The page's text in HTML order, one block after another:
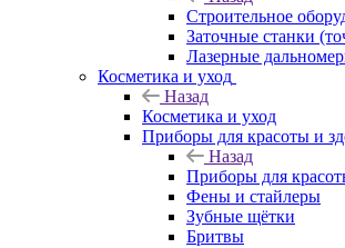
Строительное
Заточные станки
Лазерные
Косметика и уход
Назад
Косметика и уход
Приборы для красоты и
Назад
Приборы для
Фены и стайлеры
Зубные щётки
Бритвы